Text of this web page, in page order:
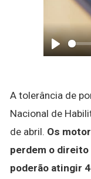
Play
A tolerância de
Nacional de
de abril. Os
perdem o
poderão atingir